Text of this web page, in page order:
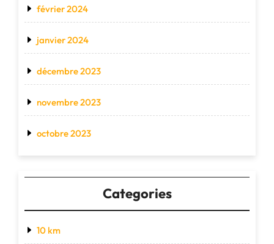
février 2024
janvier 2024
décembre 2023
novembre 2023
octobre 2023
Categories
10 km